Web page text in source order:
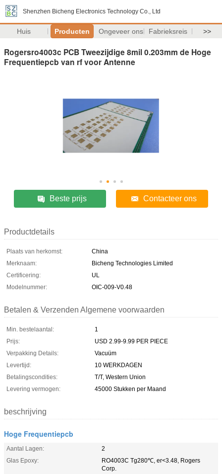
Shenzhen Bicheng Electronics Technology Co., Ltd
Huis Producten Ongeveer ons Fabrieksreis >>
Rogersro4003c PCB Tweezijdige 8mil 0.203mm de Hoge
Frequentiepcb van rf voor Antenne
Beste prijs Contacteer ons
Productdetails
Plaats van herkomst:
China
Merknaam:
Bicheng Technologies Limited
Certificering:
UL
Modelnummer:
OIC-009-V0.48
Betalen & Verzenden Algemene voorwaarden
Min. bestelaantal:
1
Prijs:
USD 2.99-9.99 PER PIECE
Verpakking Details:
Vacuüm
Levertijd:
10 WERKDAGEN
Betalingscondities:
T/T, Western Union
Levering vermogen:
45000 Stukken per Maand
beschrijving
Hoge Frequentiepcb
Aantal Lagen:
2
Glas Epoxy:
RO4003C Tg280℃, er<3.48, Rogers
Corp.